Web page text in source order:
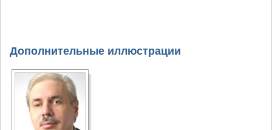
Дополнительные иллюстрации